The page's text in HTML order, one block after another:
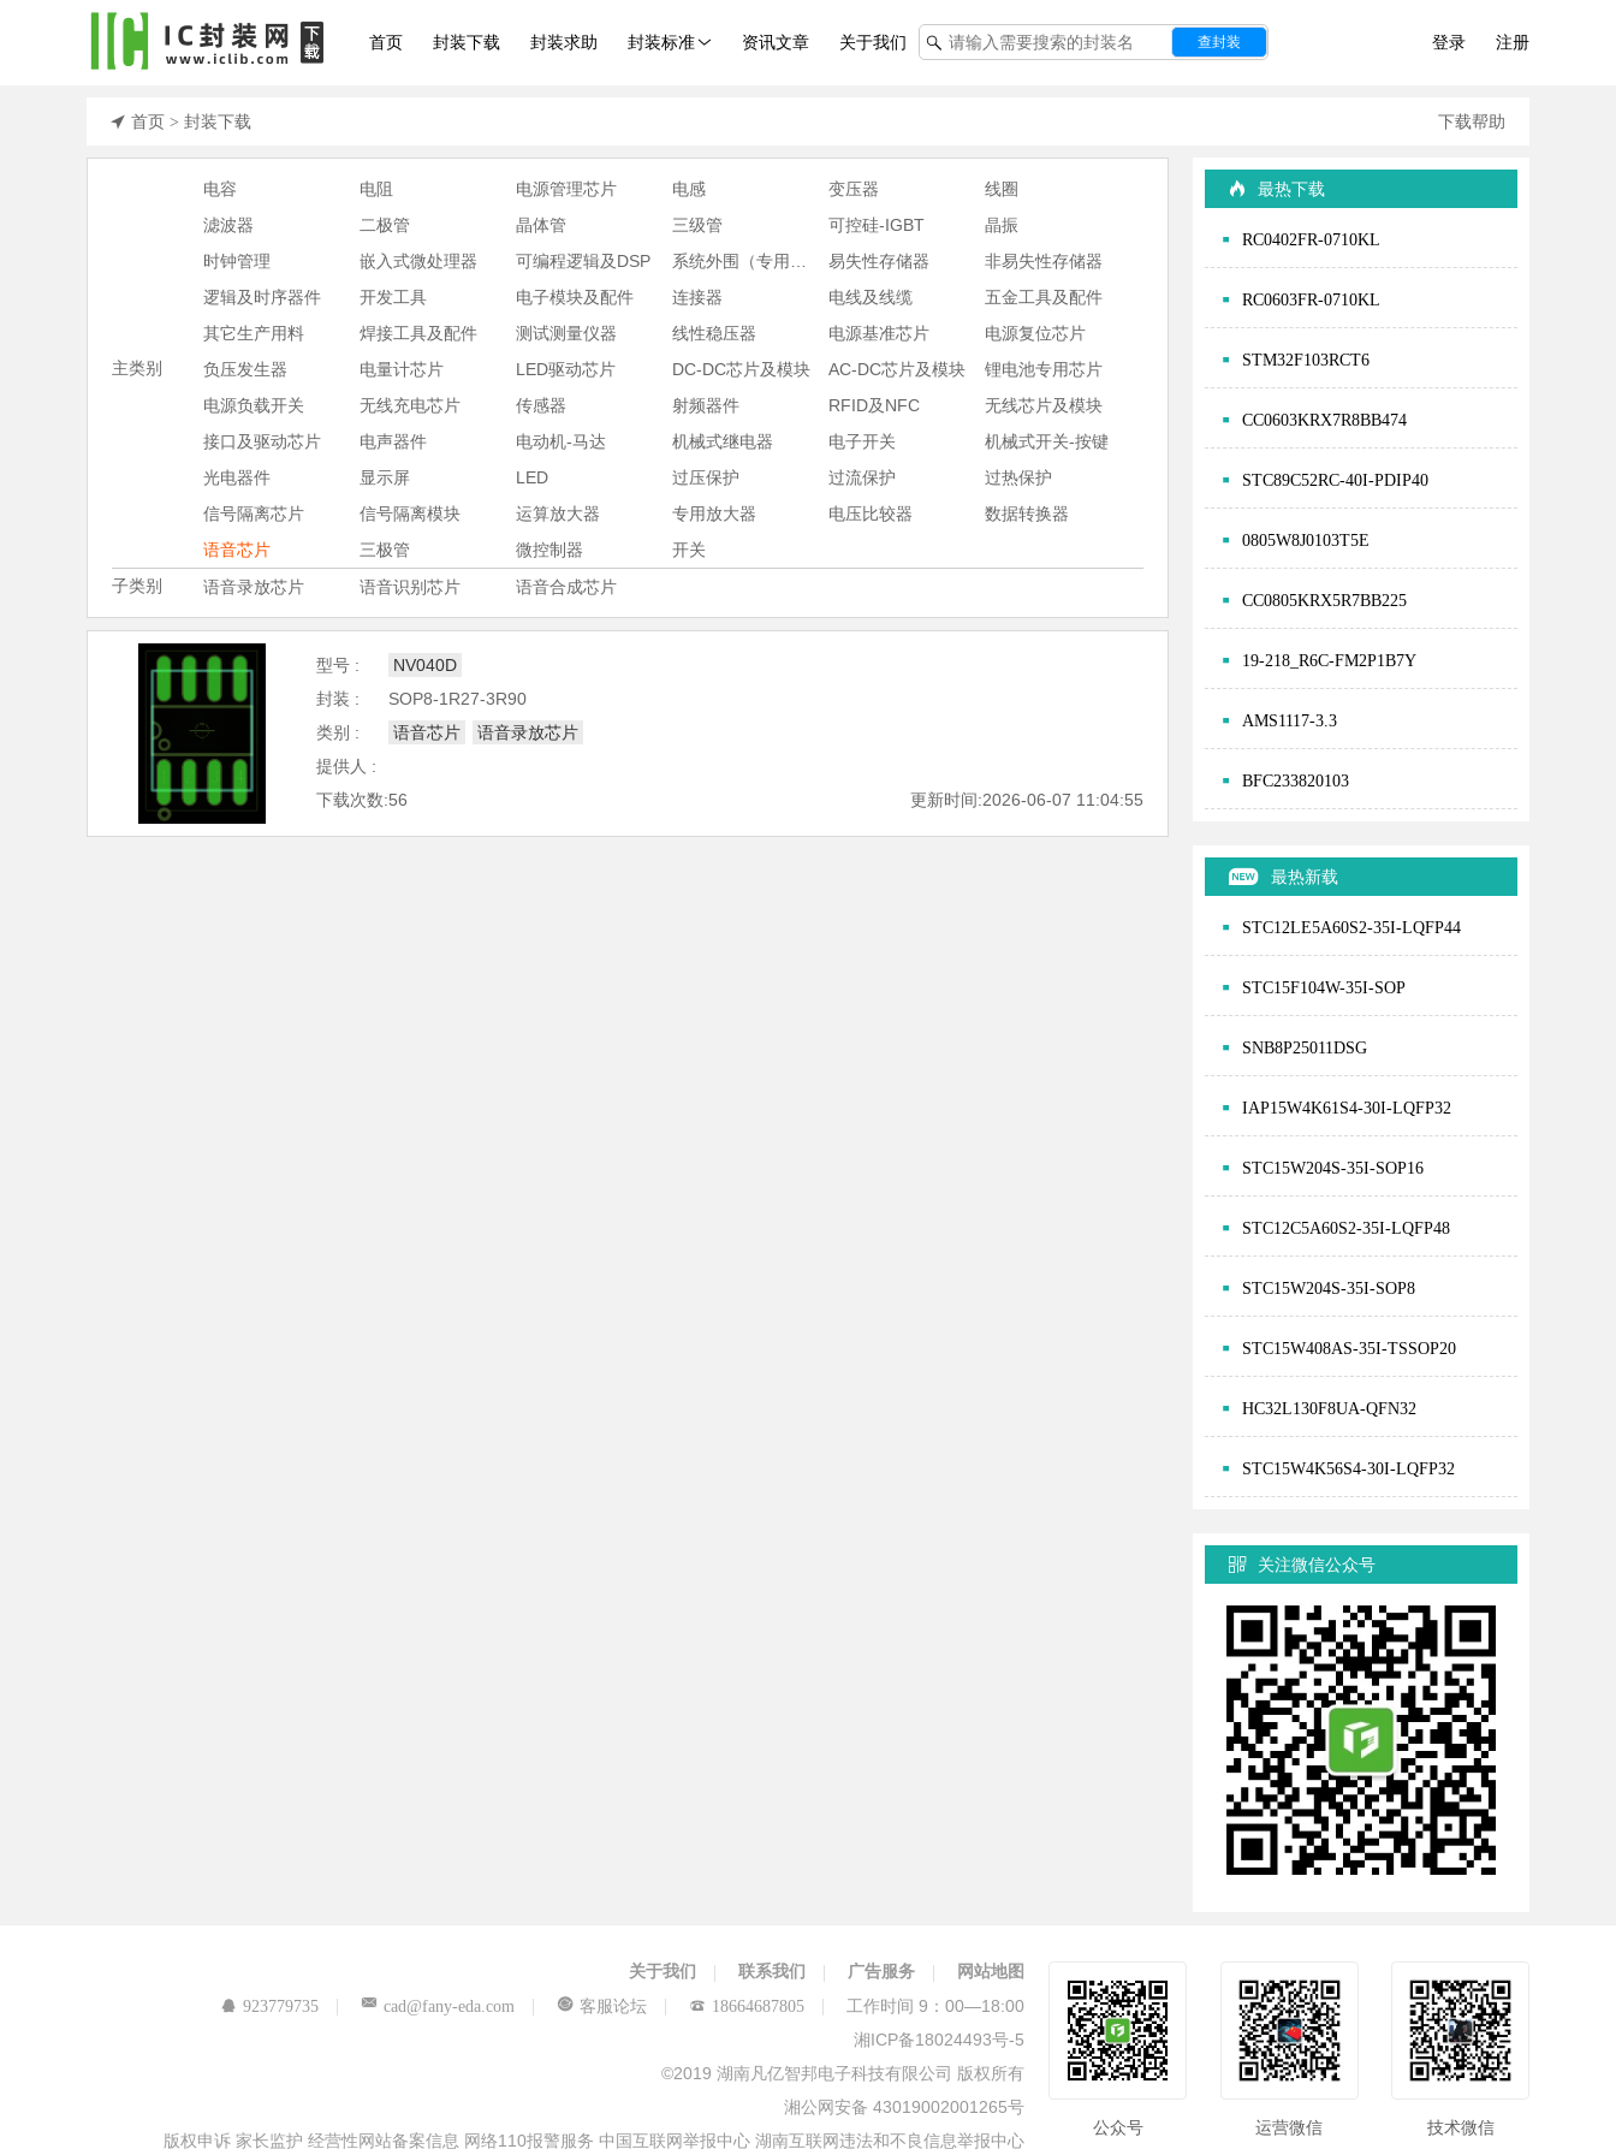
首页 封装下载 封装求助 封装标准 资讯文章 关于我们 查封装 登录 注册
首页 > 封装下载 下载帮助
主类别
电容 电阻 电源管理芯片 电感 变压器
线圈
滤波器
二极管 晶体管 三级管 可控硅-IGBT
晶振
时钟管理
嵌入式微处理器 可编程逻辑及DSP 易失性存储器
非易失性存储器
逻辑及时序器件
开发工具 电子模块及配件 连接器 电线及线缆
五金工具及配件
其它生产用料
焊接工具及配件 测试测量仪器 线性稳压器 电源基准芯片
电源复位芯片
负压发生器
电量计芯片 LED驱动芯片 DC-DC芯片及模块 AC-DC芯片及模块
锂电池专用芯片
电源负载开关
无线充电芯片 传感器 射频器件 RFID及NFC
无线芯片及模块
接口及驱动芯片
电声器件 电动机-马达 机械式继电器 电子开关
机械式开关-按键
光电器件
显示屏 LED 过压保护 过流保护
过热保护
信号隔离芯片
信号隔离模块 运算放大器 专用放大器 电压比较器
数据转换器
语音芯片
三极管 微控制器
开关
子类别
语音录放芯片 语音识别芯片 语音合成芯片
型号 :
NV040D
封装 :
SOP8-1R27-3R90
类别 :
语音芯片
语音录放芯片
提供人 :
下载次数:56
更新时间:2026-06-07 11:04:55
最热下载
RC0402FR-0710KL
RC0603FR-0710KL
STM32F103RCT6
CC0603KRX7R8BB474
STC89C52RC-40I-PDIP40
0805W8J0103T5E
CC0805KRX5R7BB225
19-218_R6C-FM2P1B7Y
AMS1117-3.3
BFC233820103
最热新载
STC12LE5A60S2-35I-LQFP44
STC15F104W-35I-SOP
SNB8P25011DSG
IAP15W4K61S4-30I-LQFP32
STC15W204S-35I-SOP16
STC12C5A60S2-35I-LQFP48
STC15W204S-35I-SOP8
STC15W408AS-35I-TSSOP20
HC32L130F8UA-QFN32
STC15W4K56S4-30I-LQFP32
关注微信公众号
关于我们 联系我们 广告服务 网站地图
923779735 cad@fany-eda.com 客服论坛 18664687805
工作时间 9：00—18:00
湘ICP备18024493号-5
©2019 湖南凡亿智邦电子科技有限公司 版权所有
湘公网安备 43019002001265号
版权申诉 家长监护 经营性网站备案信息 网络110报警服务 中国互联网举报中心 湖南互联网违法和不良信息举报中心
公众号 运营微信 技术微信